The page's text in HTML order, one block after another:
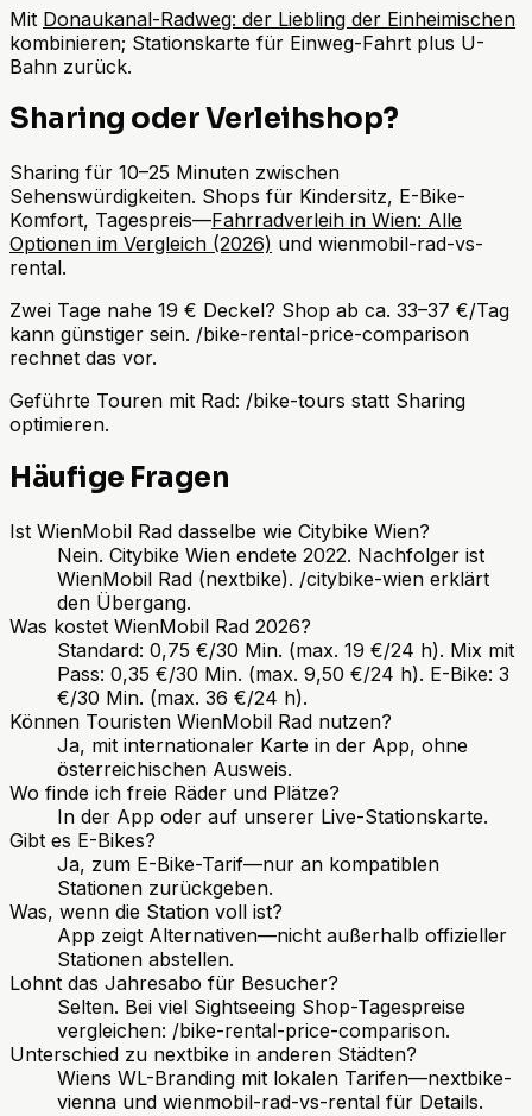
Mit Donaukanal-Radweg: der Liebling der Einheimischen
kombinieren; Stationskarte für Einweg-Fahrt plus U-
Bahn zurück.
Sharing oder Verleihshop?
Sharing für 10–25 Minuten zwischen
Sehenswürdigkeiten. Shops für Kindersitz, E-Bike-
Komfort, Tagespreis—Fahrradverleih in Wien: Alle
Optionen im Vergleich (2026) und wienmobil-rad-vs-
rental.
Zwei Tage nahe 19 € Deckel? Shop ab ca. 33–37 €/Tag
kann günstiger sein. /bike-rental-price-comparison
rechnet das vor.
Geführte Touren mit Rad: /bike-tours statt Sharing
optimieren.
Häufige Fragen
Ist WienMobil Rad dasselbe wie Citybike Wien?
Nein. Citybike Wien endete 2022. Nachfolger ist
WienMobil Rad (nextbike). /citybike-wien erklärt
den Übergang.
Was kostet WienMobil Rad 2026?
Standard: 0,75 €/30 Min. (max. 19 €/24 h). Mix mit
Pass: 0,35 €/30 Min. (max. 9,50 €/24 h). E-Bike: 3
€/30 Min. (max. 36 €/24 h).
Können Touristen WienMobil Rad nutzen?
Ja, mit internationaler Karte in der App, ohne
österreichischen Ausweis.
Wo finde ich freie Räder und Plätze?
In der App oder auf unserer Live-Stationskarte.
Gibt es E-Bikes?
Ja, zum E-Bike-Tarif—nur an kompatiblen
Stationen zurückgeben.
Was, wenn die Station voll ist?
App zeigt Alternativen—nicht außerhalb offizieller
Stationen abstellen.
Lohnt das Jahresabo für Besucher?
Selten. Bei viel Sightseeing Shop-Tagespreise
vergleichen: /bike-rental-price-comparison.
Unterschied zu nextbike in anderen Städten?
Wiens WL-Branding mit lokalen Tarifen—nextbike-
vienna und wienmobil-rad-vs-rental für Details.